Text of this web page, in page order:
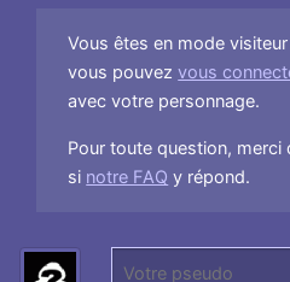
Vous êtes en mode
vous pouvezvous
avec votre personnage.
Pour toute question, merci
si notre FAQ y répond.